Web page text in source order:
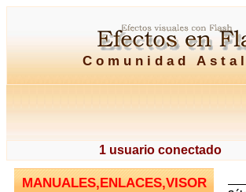
Comunidad
1 usuario conectado
MANUALES,ENLACES,VISOR